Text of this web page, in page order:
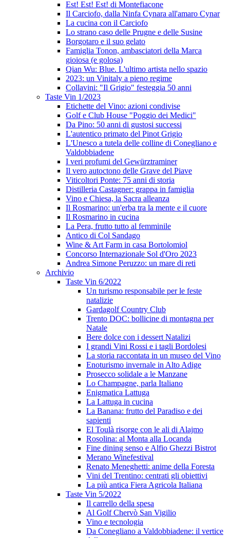
Est! Est! Est! di Montefiacone
Il Carciofo, dalla Ninfa Cynara all'amaro Cynar
La cucina con il Carciofo
Lo strano caso delle Prugne e delle Susine
Borgotaro e il suo gelato
Famiglia Tonon, ambasciatori della Marca
gioiosa (e golosa)
Qian Wu: Blue. L'ultimo artista nello spazio
2023: un Vinitaly a pieno regime
Collavini: "Il Grigio" festeggia 50 anni
Taste Vin 1/2023
Etichette del Vino: azioni condivise
Golf e Club House "Poggio dei Medici"
Da Pino: 50 anni di gustosi successi
L'autentico primato del Pinot Grigio
L'Unesco a tutela delle colline di Conegliano e
Valdobbiadene
I veri profumi del Gewürztraminer
Il vero autoctono delle Grave del Piave
Viticoltori Ponte: 75 anni di storia
Distilleria Castagner: grappa in famiglia
Vino e Chiesa, la Sacra alleanza
Il Rosmarino: un'erba tra la mente e il cuore
Il Rosmarino in cucina
La Pera, frutto tutto al femminile
Antico di Col Sandago
Wine & Art Farm in casa Bortolomiol
Concorso Internazionale Sol d'Oro 2023
Andrea Simone Peruzzo: un mare di reti
Archivio
Taste Vin 6/2022
Un turismo responsabile per le feste
natalizie
Gardagolf Country Club
Trento DOC: bollicine di montagna per
Natale
Bere dolce con i dessert Natalizi
I grandi Vini Rossi e i tagli Bordolesi
La storia raccontata in un museo del Vino
Enoturismo invernale in Alto Adige
Prosecco solidale a le Manzane
Lo Champagne, parla Italiano
Enigmatica Lattuga
La Lattuga in cucina
La Banana: frutto del Paradiso e dei
sapienti
El Toulà risorge con le ali di Alajmo
Rosolina: al Monta alla Locanda
Fine dining senso e Alfio Ghezzi Bistrot
Merano Winefestival
Renato Meneghetti: anime della Foresta
Vini del Trentino: centrati gli obiettivi
La più antica Fiera Agricola Italiana
Taste Vin 5/2022
Il carrello della spesa
Al Golf Chervò San Vigilio
Vino e tecnologia
Da Conegliano a Valdobbiadene: il vertice